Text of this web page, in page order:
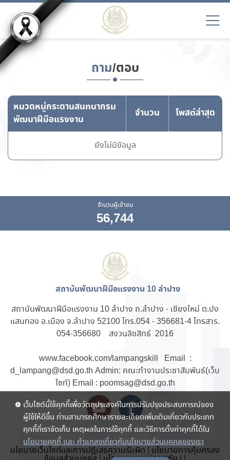
ถาม/ตอบ
หมวดหมู่กระดานสนทนากรม
พัฒนาฝีมือแรงงาน
จำนวน โพสต์ล่าสุด
ยังไม่มีขัอมูล
จำนวนผู้เข้าชม
56,744
สถาบันพัฒนาฝีมือแรงงาน 10 ลำปาง
สถาบันพัฒนาฝีมือแรงงาน 10 ลำปาง ถ.ลำปาง - เชียงใหม่ ต.ปง
แสนทอง อ.เมือง จ.ลำปาง 52100 โทร.054 - 356681-4 โทรสาร.
054-356680 สงวนลิขสิทธ์ 2016
www.facebook.com/lampangskill Email :
d_lampang@dsd.go.th Admin: คณะทำงานประชาสัมพันธ์(เว็บ
ไซท์) Email : poomsag@dsd.go.th
นโยบายเว็บไซต์และการปฏิเสธความรับผิด | นโยบายการคุ้มครอง
เว็บไซต์นี้ใช้คุกกี้เพื่อวัตถุประสงค์ในการปรับปรุงประสบการณ์ของ
ผู้ใช้ให้ดีขึ้น ท่านสามารถศึกษารายละเอียดเพิ่มเติมเกี่ยวกับประเภท
คุกกี้ที่เราจัดเก็บ เหตุผลในการใช้คุกกี้ และวิธีการตั้งค่าคุกกี้ได้ใน
นโยบายคุกกี้ และ คำแถลงเกี่ยวกับนโยบายส่วนบุคคลของเรา